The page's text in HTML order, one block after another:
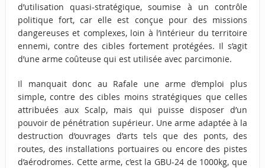
d’utilisation quasi-stratégique, soumise à un contrôle
politique fort, car elle est conçue pour des missions
dangereuses et complexes, loin à l’intérieur du territoire
ennemi, contre des cibles fortement protégées. Il s’agit
d’une arme coûteuse qui est utilisée avec parcimonie.
Il manquait donc au Rafale une arme d’emploi plus
simple, contre des cibles moins stratégiques que celles
attribuées aux Scalp, mais qui puisse disposer d’un
pouvoir de pénétration supérieur. Une arme adaptée à la
destruction d’ouvrages d’arts tels que des ponts, des
routes, des installations portuaires ou encore des pistes
d’aérodromes. Cette arme, c’est la GBU-24 de 1000kg, que